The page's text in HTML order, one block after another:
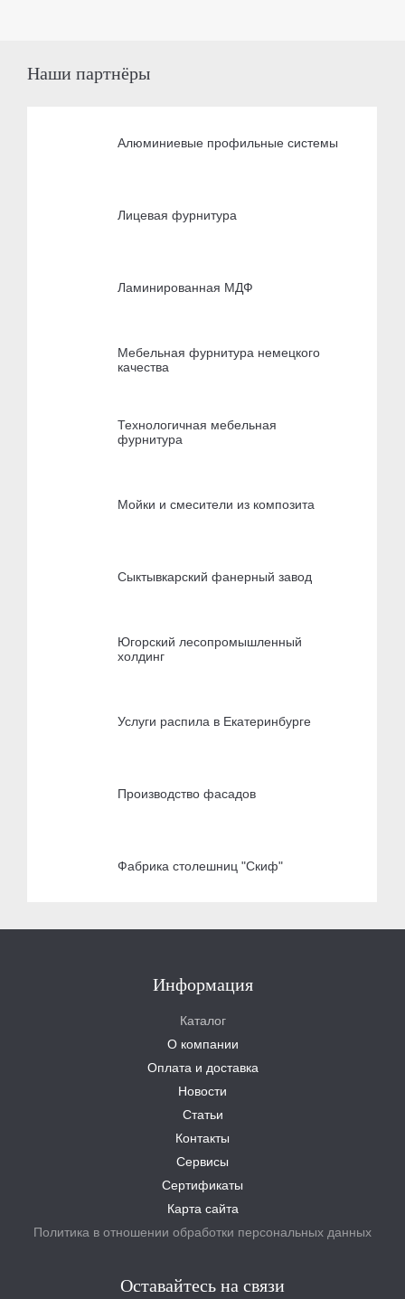
Наши партнёры
Алюминиевые профильные системы
Лицевая фурнитура
Ламинированная МДФ
Мебельная фурнитура немецкого
качества
Технологичная мебельная
фурнитура
Мойки и смесители из композита
Сыктывкарский фанерный завод
Югорский лесопромышленный
холдинг
Услуги распила в Екатеринбурге
Производство фасадов
Фабрика столешниц "Скиф"
Информация
Каталог
О компании
Оплата и доставка
Новости
Статьи
Контакты
Сервисы
Сертификаты
Карта сайта
Политика в отношении обработки персональных данных
Оставайтесь на связи